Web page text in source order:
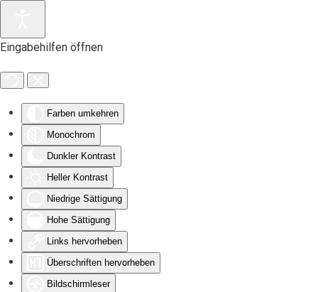
Eingabehilfen öffnen
Farben umkehren
Monochrom
Dunkler Kontrast
Heller Kontrast
Niedrige Sättigung
Hohe Sättigung
Links hervorheben
Überschriften hervorheben
Bildschirmleser
Zum Hauptinhalt springen